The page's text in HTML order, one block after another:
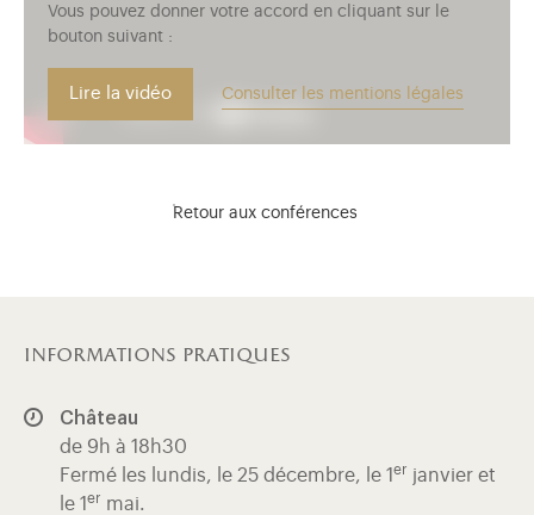
Vous pouvez donner votre accord en cliquant sur le
bouton suivant :
Lire la vidéo Consulter les mentions légales
Retour aux conférences
informations pratiques
Château
de 9h à 18h30
Fermé les lundis, le 25 décembre, le 1 er janvier et
le 1 er mai.